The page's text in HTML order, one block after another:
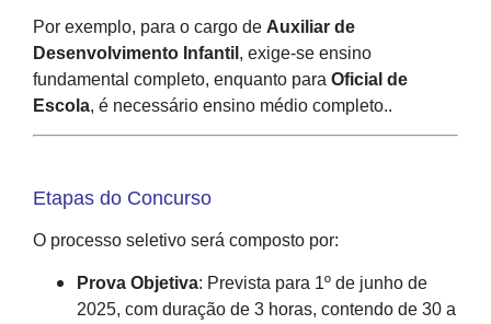
Por exemplo, para o cargo de Auxiliar de
Desenvolvimento Infantil , exige-se ensino
fundamental completo, enquanto para Oficial de
Escola, é necessário ensino médio completo..
Etapas do Concurso
O processo seletivo será composto por:
Prova Objetiva: Prevista para 1º de junho de
2025, com duração de 3 horas, contendo de 30 a